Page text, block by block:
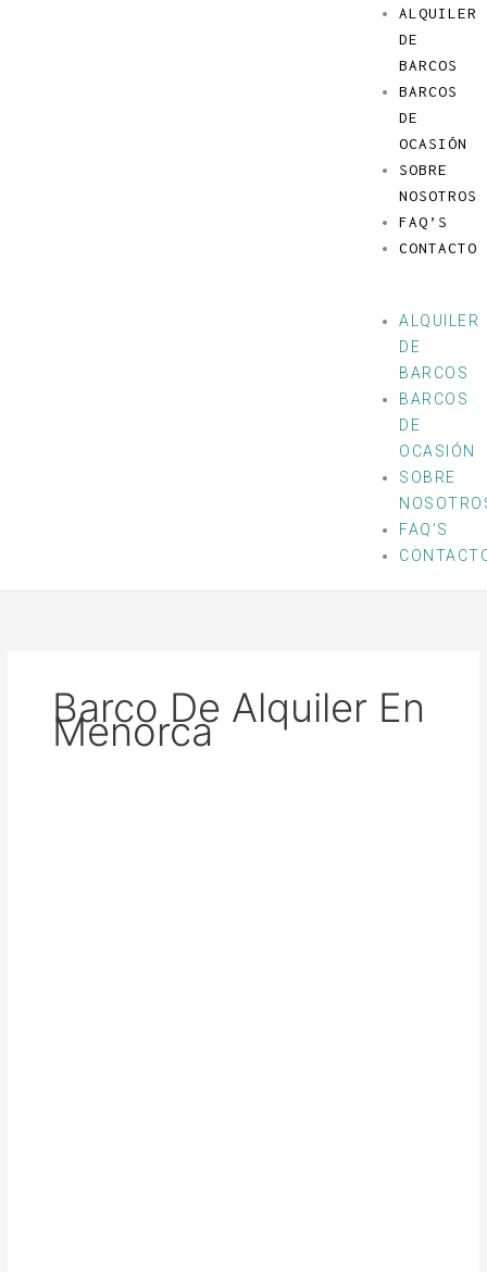
ALQUILER
DE
BARCOS
BARCOS
DE
OCASIÓN
SOBRE
NOSOTROS
FAQ’S
CONTACTO
Menú
ALQUILER
DE
BARCOS
BARCOS
DE
OCASIÓN
SOBRE
FAQ’S
Barco De Alquiler En
Menorca